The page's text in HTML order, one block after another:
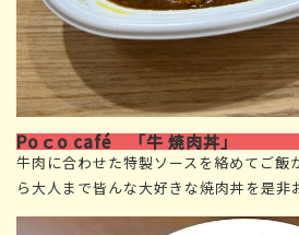
Poｃo café 「牛 焼肉丼」
牛肉に合わせた特製ソースを絡めてご飯
ら大人まで皆んな大好きな焼肉丼を是非